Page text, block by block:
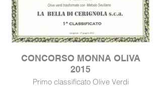
CONCORSO MONNA OLIVA
2015
Primo classificato Olive Verdi